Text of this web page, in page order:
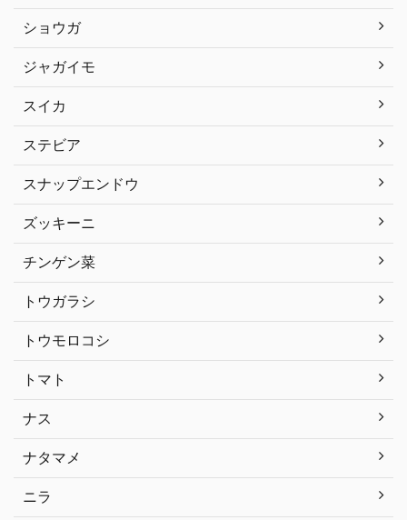
ショウガ
ジャガイモ
スイカ
ステビア
スナップエンドウ
ズッキーニ
チンゲン菜
トウガラシ
トウモロコシ
トマト
ナス
ナタマメ
ニラ